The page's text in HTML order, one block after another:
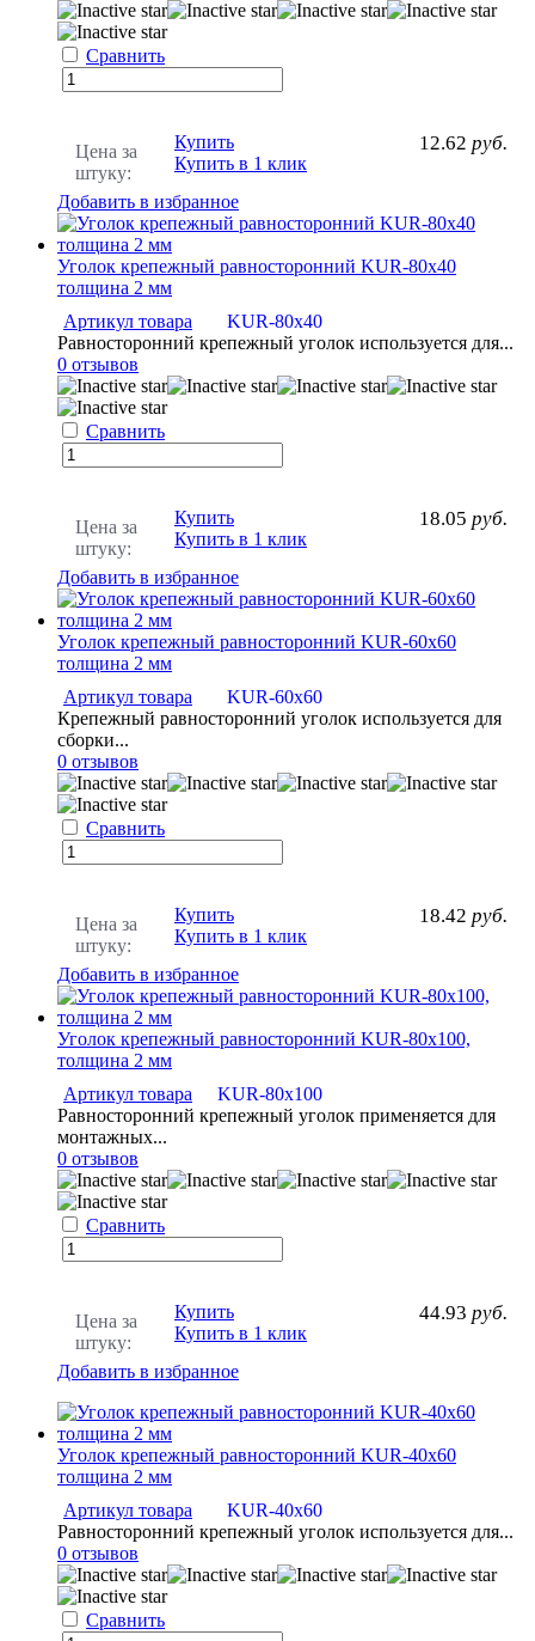
Сравнить
Цена за
штуку:
12.62 руб.
Купить
Купить в 1 клик
Добавить в избранное
Уголок крепежный равносторонний KUR-80х40
толщина 2 мм
Артикул товара
KUR-80х40
Равносторонний крепежный уголок используется для...
0 отзывов
Сравнить
Цена за
штуку:
18.05 руб.
Купить
Купить в 1 клик
Добавить в избранное
Уголок крепежный равносторонний KUR-60х60
толщина 2 мм
Артикул товара
KUR-60х60
Крепежный равносторонний уголок используется для
сборки...
0 отзывов
Сравнить
Цена за
штуку:
18.42 руб.
Купить
Купить в 1 клик
Добавить в избранное
Уголок крепежный равносторонний KUR-80х100,
толщина 2 мм
Артикул товара
KUR-80х100
Равносторонний крепежный уголок применяется для
монтажных...
0 отзывов
Сравнить
Цена за
штуку:
44.93 руб.
Купить
Купить в 1 клик
Добавить в избранное
Уголок крепежный равносторонний KUR-40х60
толщина 2 мм
Артикул товара
KUR-40х60
Равносторонний крепежный уголок используется для...
0 отзывов
Сравнить